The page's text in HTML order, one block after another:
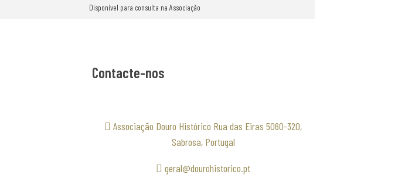
Disponível para consulta na Associação
Contacte-nos
Associação Douro Histórico Rua das Eiras 5060-320,
Sabrosa, Portugal
geral@dourohistorico.pt